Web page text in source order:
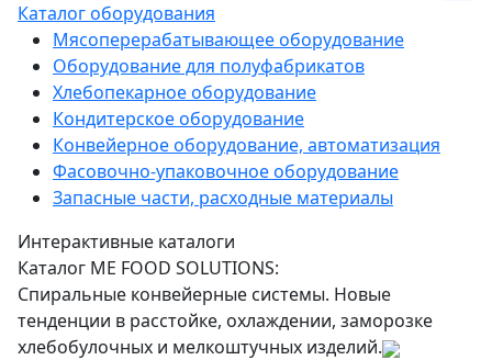
Каталог оборудования
Мясоперерабатывающее оборудование
Оборудование для полуфабрикатов
Хлебопекарное оборудование
Кондитерское оборудование
Конвейерное оборудование, автоматизация
Фасовочно-упаковочное оборудование
Запасные части, расходные материалы
Интерактивные каталоги
Каталог ME FOOD SOLUTIONS:
Спиральные конвейерные системы. Новые
тенденции в расстойке, охлаждении, заморозке
хлебобулочных и мелкоштучных изделий.